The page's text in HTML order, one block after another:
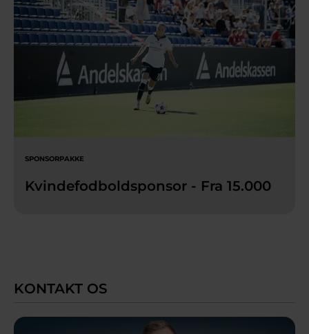
SPONSORPAKKE
Kvindefodboldsponsor - Fra 15.000
KONTAKT OS